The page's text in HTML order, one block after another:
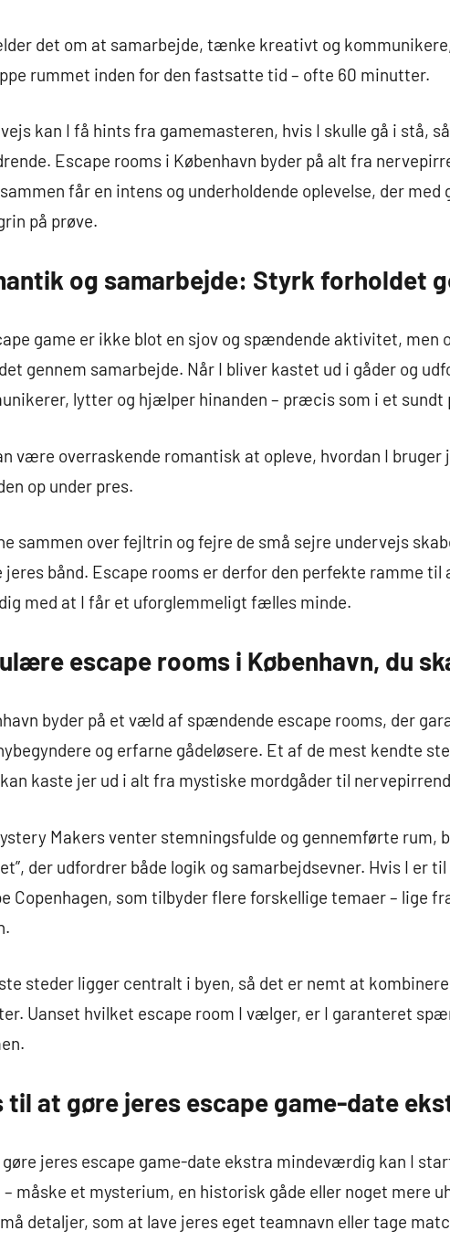
det om at samarbejde, tænke kreativt og
rummet inden for den fastsatte tid – ofte 60 minutter.
kan I få hints fra gamemasteren, hvis I skulle gå i stå,
Escape rooms i København byder på alt fra
får en intens og underholdende oplevelse, der
på prøve.
og samarbejde: Styrk forholdet
game er ikke blot en sjov og spændende aktivitet, men
gennem samarbejde. Når I bliver kastet ud i gåder og
lytter og hjælper hinanden – præcis som i et sundt
være overraskende romantisk at opleve, hvordan I
op under pres.
sammen over fejltrin og fejre de små sejre undervejs
jeres bånd. Escape rooms er derfor den perfekte ramme
med at I får et uforglemmeligt fælles minde.
escape rooms i København, du
byder på et væld af spændende escape rooms, der
og erfarne gådeløsere. Et af de mest kendte
kaste jer ud i alt fra mystiske mordgåder til
Makers venter stemningsfulde og gennemførte rum,
der udfordrer både logik og samarbejdsevner. Hvis I er
Copenhagen, som tilbyder flere forskellige temaer – lige
steder ligger centralt i byen, så det er nemt at
Uanset hvilket escape room I vælger, er I garanteret
til at gøre jeres escape game-date
gøre jeres escape game-date ekstra mindeværdig kan I
– måske et mysterium, en historisk gåde eller noget mere
detaljer, som at lave jeres eget teamnavn eller tage